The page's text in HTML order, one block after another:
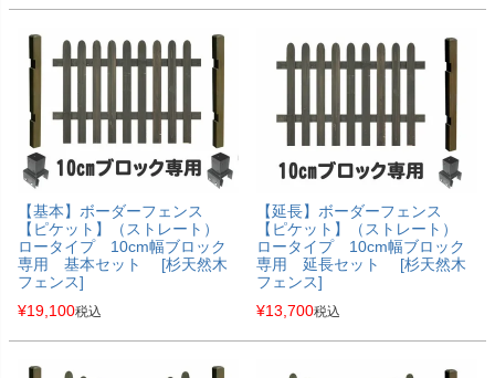
【基本】ボーダーフェンス
【ピケット】（ストレート）
ロータイプ 10cm幅ブロック
専用 基本セット [杉天然木
フェンス]
¥19,100税込
【延長】ボーダーフェンス
【ピケット】（ストレート）
ロータイプ 10cm幅ブロック
専用 延長セット [杉天然木
フェンス]
¥13,700税込